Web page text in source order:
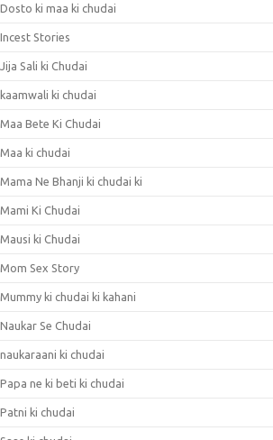
Dosto ki maa ki chudai
Incest Stories
Jija Sali ki Chudai
kaamwali ki chudai
Maa Bete Ki Chudai
Maa ki chudai
Mama Ne Bhanji ki chudai ki
Mami Ki Chudai
Mausi ki Chudai
Mom Sex Story
Mummy ki chudai ki kahani
Naukar Se Chudai
naukaraani ki chudai
Papa ne ki beti ki chudai
Patni ki chudai